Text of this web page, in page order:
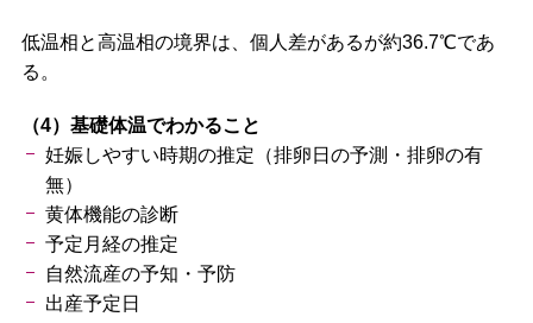
低温相と高温相の境界は、個人差があるが約36.7℃であ
る。
（4）基礎体温でわかること
妊娠しやすい時期の推定（排卵日の予測・排卵の有
無）
黄体機能の診断
予定月経の推定
自然流産の予知・予防
出産予定日